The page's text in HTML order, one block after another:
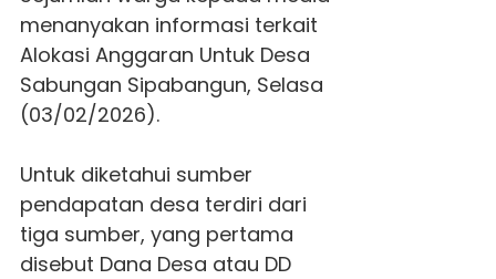
menanyakan informasi terkait
Alokasi Anggaran Untuk Desa
Sabungan Sipabangun, Selasa
(03/02/2026).
Untuk diketahui sumber
pendapatan desa terdiri dari
tiga sumber, yang pertama
disebut Dana Desa atau DD